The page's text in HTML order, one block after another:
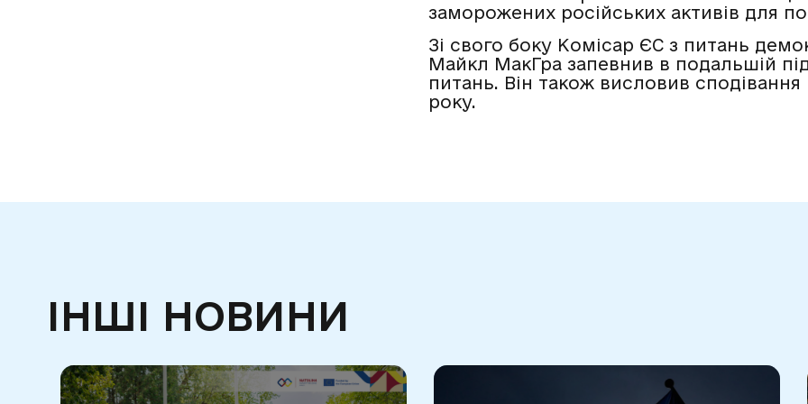
заморожених російських активів для
Зі свого боку Комісар ЄС з питань
Майкл МакГра запевнив в подальшій
питань. Він також висловив сподівання
року.
ІНШІ НОВИНИ